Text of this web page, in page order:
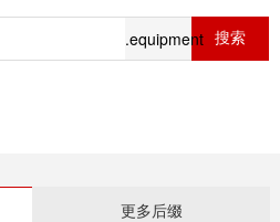
.equipment
更多后缀